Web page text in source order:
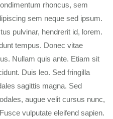
rhoncus, sem
sem neque sed ipsum.
pulvinar, hendrerit id, lorem.
tempus. Donec vitae
Nullam quis ante. Etiam sit
Duis leo. Sed fringilla
sagittis magna. Sed
augue velit cursus nunc,
vulputate eleifend sapien.